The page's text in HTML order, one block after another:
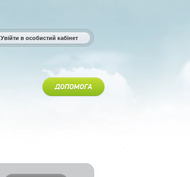
Увійти в особистий кабінет
ДОПОМОГА